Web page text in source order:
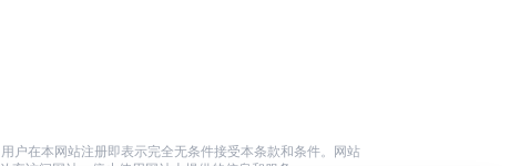
户在本网站注册即表示完全无条件接受本条款和条件。网站